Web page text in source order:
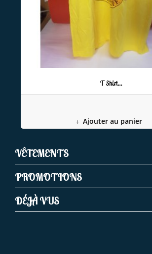
T Shirt...
Ajouter au panier
VÊTEMENTS
PROMOTIONS
DÉJÀ VUS